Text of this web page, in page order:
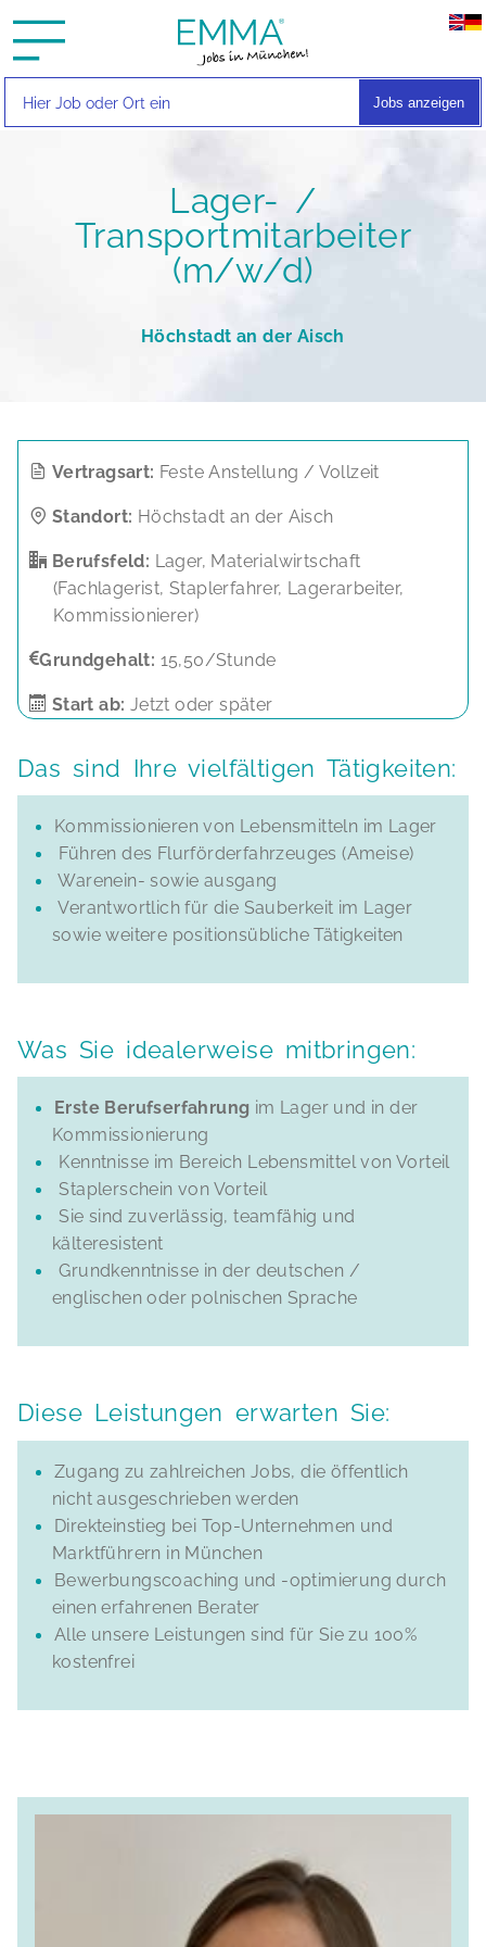
Jobs anzeigen
Lager- /
Transportmitarbeiter
(m/w/d)
Höchstadt an der Aisch
Vertragsart: Feste Anstellung / Vollzeit
Standort: Höchstadt an der Aisch
Berufsfeld: Lager, Materialwirtschaft
(Fachlagerist, Staplerfahrer, Lagerarbeiter,
Kommissionierer)
Grundgehalt: 15,50/Stunde
Start ab: Jetzt oder später
Das sind Ihre vielfältigen Tätigkeiten:
Kommissionieren von Lebensmitteln im Lager
Führen des Flurförderfahrzeuges (Ameise)
Warenein- sowie ausgang
Verantwortlich für die Sauberkeit im Lager
sowie weitere positionsübliche Tätigkeiten
Was Sie idealerweise mitbringen:
Erste Berufserfahrung im Lager und in der
Kommissionierung
Kenntnisse im Bereich Lebensmittel von Vorteil
Staplerschein von Vorteil
Sie sind zuverlässig, teamfähig und
kälteresistent
Grundkenntnisse in der deutschen /
englischen oder polnischen Sprache
Diese Leistungen erwarten Sie:
Zugang zu zahlreichen Jobs, die öffentlich
nicht ausgeschrieben werden
Direkteinstieg bei Top-Unternehmen und
Marktführern in München
Bewerbungscoaching und -optimierung durch
einen erfahrenen Berater
Alle unsere Leistungen sind für Sie zu 100%
kostenfrei